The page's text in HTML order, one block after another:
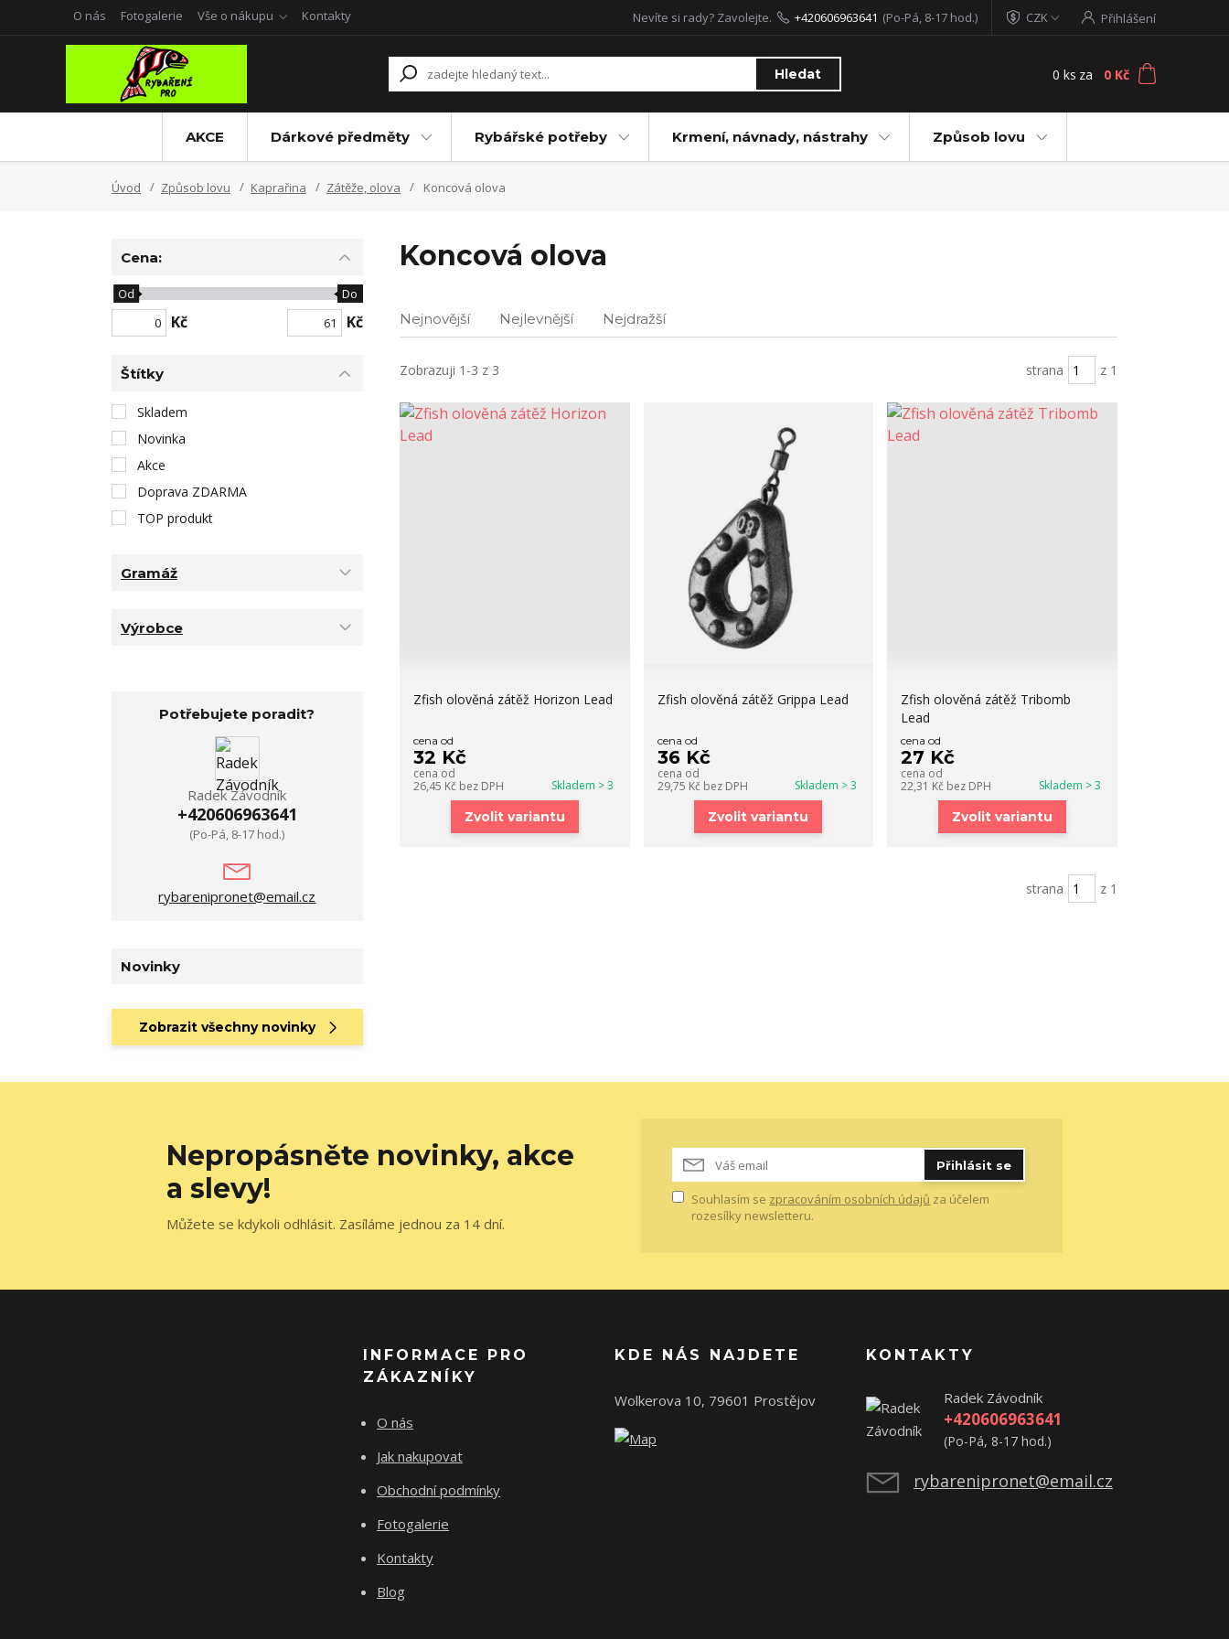
O nás Fotogalerie Vše o nákupu Kontakty CZK Přihlášení
Hledat
Nevíte si rady? Zavolejte. +420606963641 (Po-Pá, 8-17 hod.)
0 ks za 0 Kč
AKCE Dárkové předměty Rybářské potřeby Krmení, návnady, nástrahy Způsob lovu
Úvod Způsob lovu Kaprařina Zátěže, olova Koncová olova
Koncová olova
Nejnovější Nejlevnější Nejdražší
Zobrazuji 1-3 z 3 strana z 1
Zfish olověná zátěž Horizon Lead
cena od
32 Kč
cena od
26,45 Kč bez DPH Skladem > 3
Zvolit variantu
Zfish olověná zátěž Grippa Lead
cena od
36 Kč
cena od
29,75 Kč bez DPH Skladem > 3
Zvolit variantu
Zfish olověná zátěž Tribomb
Lead
cena od
27 Kč
cena od
22,31 Kč bez DPH Skladem > 3
Zvolit variantu
strana z 1
Cena:
Kč
Od Do
Kč
Štítky
Skladem
Novinka
Akce
Doprava ZDARMA
TOP produkt
Gramáž
Výrobce
Potřebujete poradit?
Radek Závodník
+420606963641
(Po-Pá, 8-17 hod.)
rybarenipronet@email.cz
Novinky
Zobrazit všechny novinky
Nepropásněte novinky, akce
a slevy!
Můžete se kdykoli odhlásit. Zasíláme jednou za 14 dní.
Přihlásit se
Souhlasím se zpracováním osobních údajů za účelem
rozesílky newsletteru.
INFORMACE PRO
ZÁKAZNÍKY
O nás
Jak nakupovat
Obchodní podmínky
Fotogalerie
Kontakty
Blog
KDE NÁS NAJDETE
Wolkerova 10, 79601 Prostějov
KONTAKTY
Radek Závodník
+420606963641
(Po-Pá, 8-17 hod.)
rybarenipronet@email.cz